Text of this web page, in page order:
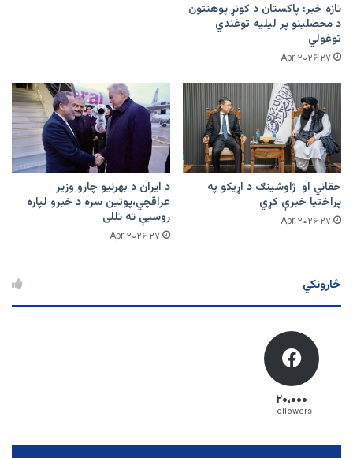
تازه خبر: پاکستان د کونړ پوهنتون
د محصلینو پر لیلیه توغندي
توغولي
۲۷ Apr ۲۰۲۶
حقاني او ژاوشینګ د اړیکو په
پراختیا خبرې کړي
۲۷ Apr ۲۰۲۶
د ایران د بهرنیو چارو وزیر
عراقچي،پوتین سره د خبرو لپاره
روسیې ته تللی
۲۷ Apr ۲۰۲۶
څارونکي
۲۰،۰۰۰
Followers